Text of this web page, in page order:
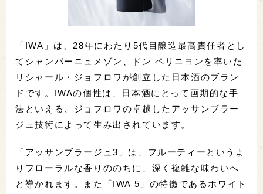
「IWA」は、28年にわたり5代目醸造最高責任者とし
てシャンパーニュメゾン、ドン ペリニヨンを率いた
リシャール・ジョフロワが創立した日本酒のブラン
ドです。IWAの個性は、日本酒にとって画期的な手
法といえる、ジョフロワの卓越したアッサンブラー
ジュ技術によって生み出されています。
「アッサンブラージュ3」は、フルーティーというよ
りフローラルな香りののちに、深く複雑な味わいへ
と導かれます。また「IWA 5」の特徴であるホワイト